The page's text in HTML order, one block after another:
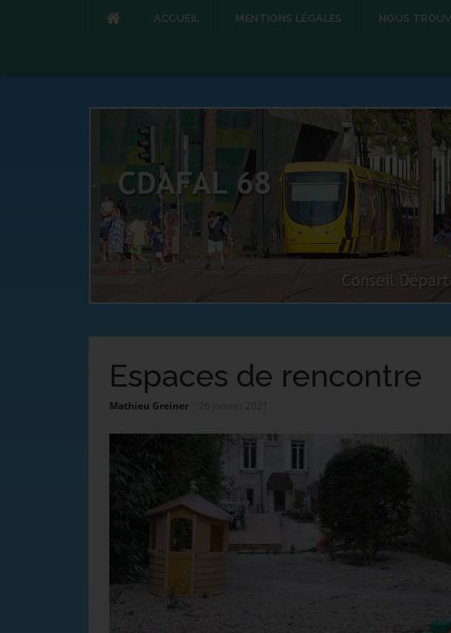
ACCUEIL MENTIONS LÉGALES NOUS
Espaces de rencontre
Mathieu Greiner